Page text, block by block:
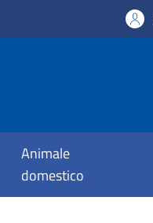
Animale
domestico